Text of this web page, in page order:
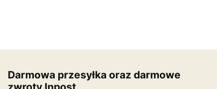
Darmowa przesyłka oraz darmowe